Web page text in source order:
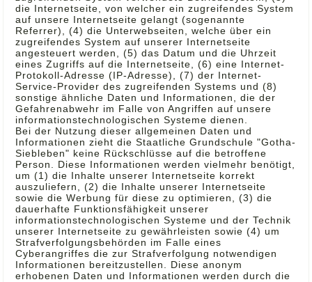
die Internetseite, von welcher ein zugreifendes System
auf unsere Internetseite gelangt (sogenannte
Referrer), (4) die Unterwebseiten, welche über ein
zugreifendes System auf unserer Internetseite
angesteuert werden, (5) das Datum und die Uhrzeit
eines Zugriffs auf die Internetseite, (6) eine Internet-
Protokoll-Adresse (IP-Adresse), (7) der Internet-
Service-Provider des zugreifenden Systems und (8)
sonstige ähnliche Daten und Informationen, die der
Gefahrenabwehr im Falle von Angriffen auf unsere
informationstechnologischen Systeme dienen.
Bei der Nutzung dieser allgemeinen Daten und
Informationen zieht die Staatliche Grundschule "Gotha-
Siebleben" keine Rückschlüsse auf die betroffene
Person. Diese Informationen werden vielmehr benötigt,
um (1) die Inhalte unserer Internetseite korrekt
auszuliefern, (2) die Inhalte unserer Internetseite
sowie die Werbung für diese zu optimieren, (3) die
dauerhafte Funktionsfähigkeit unserer
informationstechnologischen Systeme und der Technik
unserer Internetseite zu gewährleisten sowie (4) um
Strafverfolgungsbehörden im Falle eines
Cyberangriffes die zur Strafverfolgung notwendigen
Informationen bereitzustellen. Diese anonym
erhobenen Daten und Informationen werden durch die